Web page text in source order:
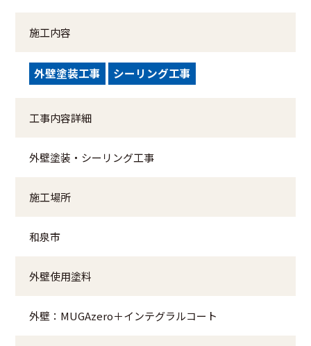
施工内容
外壁塗装工事 シーリング工事
工事内容詳細
外壁塗装・シーリング工事
施工場所
和泉市
外壁使用塗料
外壁：MUGAzero＋インテグラルコート